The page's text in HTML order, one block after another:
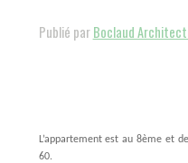
Publié parBoclaud
L’appartement est au 8ème et
60.